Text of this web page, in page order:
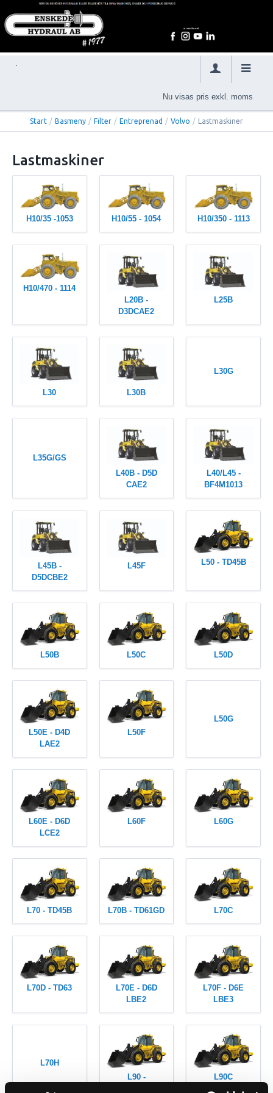
Nu visas pris exkl. moms
Start / Basmeny / Filter / Entreprenad / Volvo / Lastmaskiner
Lastmaskiner
H10/35 -1053 H10/55 - 1054 H10/350 - 1113
H10/470 - 1114
L20B -
D3DCAE2
L25B
L30 L30B
L30G
L35G/GS
L40B - D5D
CAE2
L40/L45 -
BF4M1013
L45B -
D5DCBE2
L45F L50 - TD45B
L50B L50C L50D
L50E - D4D
LAE2
L50F
L50G
L60E - D6D
LCE2
L60F L60G
L70 - TD45B L70B - TD61GD L70C
L70D - TD63
L70E - D6D
LBE2
L70F - D6E
LBE3
L70H
L90 -
L90C